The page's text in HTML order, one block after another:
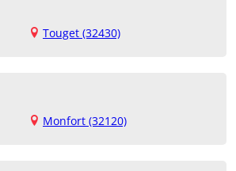
Touget (32430)
Monfort (32120)